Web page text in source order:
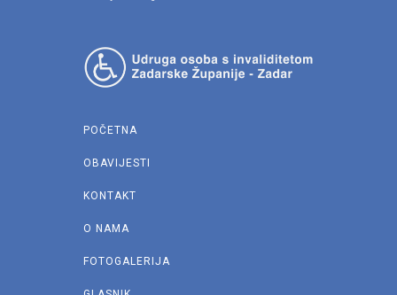
POČETNA
OBAVIJESTI
KONTAKT
O NAMA
FOTOGALERIJA